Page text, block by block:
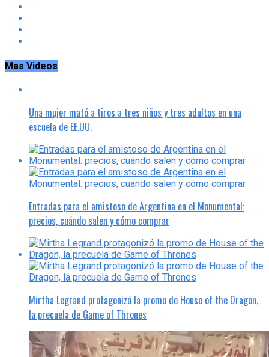
Mas Videos
Una mujer mató a tiros a tres niños y tres adultos en una
escuela de EE.UU.
Entradas para el amistoso de Argentina en el Monumental:
precios, cuándo salen y cómo comprar
Mirtha Legrand protagonizó la promo de House of the Dragon,
la precuela de Game of Thrones